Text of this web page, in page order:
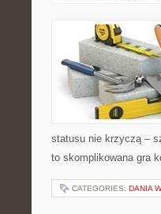
statusu nie krzyczą –
to skomplikowana gra
CATEGORIES: DANIA